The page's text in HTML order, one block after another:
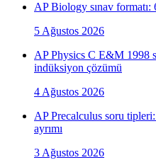
AP Biology sınav formatı:
5 Ağustos 2026
AP Physics C E&M 1998
indüksiyon çözümü
4 Ağustos 2026
AP Precalculus soru
ayrımı
3 Ağustos 2026